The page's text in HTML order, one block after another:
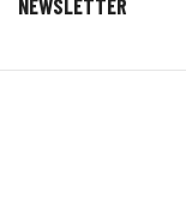
NEWSLETTER